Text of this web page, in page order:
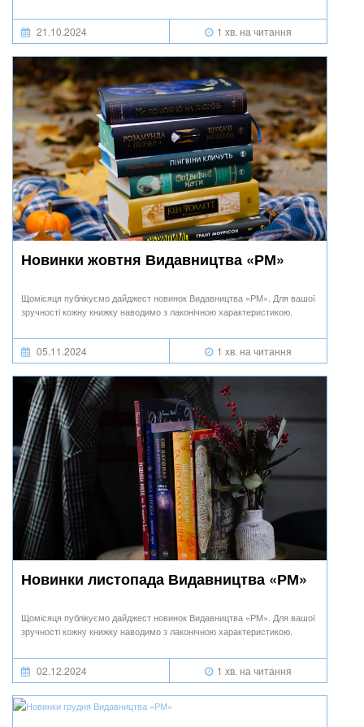
21.10.2024 1 хв. на читання
Новинки жовтня Видавництва «РМ»
Щомісяця публікуємо дайджест новинок Видавництва «РМ». Для вашої
зручності кожну книжку наводимо з лаконічною характеристикою.
05.11.2024 1 хв. на читання
Новинки листопада Видавництва «РМ»
Щомісяця публікуємо дайджест новинок Видавництва «РМ». Для вашої
зручності кожну книжку наводимо з лаконічною характеристикою.
02.12.2024 1 хв. на читання